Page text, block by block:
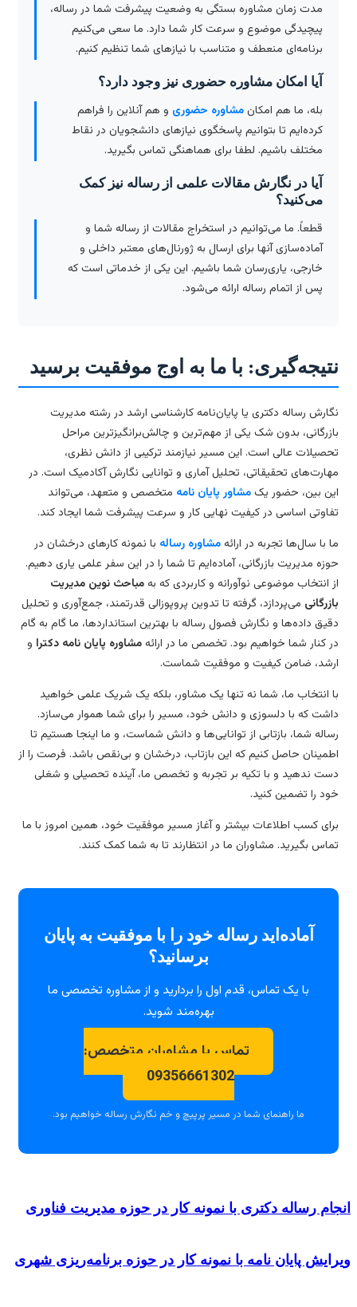
مدت زمان مشاوره بستگی به وضعیت پیشرفت شما در رساله،
پیچیدگی موضوع و سرعت کار شما دارد. ما سعی می‌کنیم
برنامه‌ای منعطف و متناسب با نیازهای شما تنظیم کنیم.
آیا امکان مشاوره حضوری نیز وجود دارد؟
بله، ما هم امکانمشاوره حضوریو هم آنلاین را فراهم
کرده‌ایم تا بتوانیم پاسخگوی نیازهای دانشجویان در نقاط
مختلف باشیم. لطفا برای هماهنگی تماس بگیرید.
آیا در نگارش مقالات علمی از رساله نیز کمک
می‌کنید؟
قطعاً. ما می‌توانیم در استخراج مقالات از رساله شما و
آماده‌سازی آنها برای ارسال به ژورنال‌های معتبر داخلی و
خارجی، یاری‌رسان شما باشیم. این یکی از خدماتی است که
پس از اتمام رساله ارائه می‌شود.
با ما به اوج موفقیت برسید
رساله دکتری یا پایان‌نامه کارشناسی ارشد در رشته مدیریت
بدون شک یکی از مهم‌ترین و چالش‌برانگیزترین مراحل
عالی است. این مسیر نیازمند ترکیبی از دانش نظری،
تحقیقاتی، تحلیل آماری و توانایی نگارش آکادمیک است. در
بین، حضور یکمشاور پایان نامهمتخصص و متعهد، می‌تواند
اساسی در کیفیت نهایی کار و سرعت پیشرفت شما ایجاد کند.
با سال‌ها تجربه در ارائهمشاوره رساله با نمونه کارهای درخشان در
مدیریت بازرگانی، آماده‌ایم تا شما را در این سفر علمی یاری دهیم.
انتخاب موضوعی نوآورانه و کاربردی که بهمباحث نوین مدیریت
می‌پردازد، گرفته تا تدوین پروپوزالی قدرتمند، جمع‌آوری و تحلیل
داده‌ها و نگارش فصول رساله با بهترین استانداردها، ما گام به گام
کنار شما خواهیم بود. تخصص ما در ارائهمشاوره پایان نامه دکترا و
ضامن کیفیت و موفقیت شماست.
انتخاب ما، شما نه تنها یک مشاور، بلکه یک شریک علمی خواهید
که با دلسوزی و دانش خود، مسیر را برای شما هموار می‌سازد.
شما، بازتابی از توانایی‌ها و دانش شماست، و ما اینجا هستیم تا
حاصل کنیم که این بازتاب، درخشان و بی‌نقص باشد. فرصت را از
ندهید و با تکیه بر تجربه و تخصص ما، آینده تحصیلی و شغلی
را تضمین کنید.
کسب اطلاعات بیشتر و آغاز مسیر موفقیت خود، همین امروز با ما
بگیرید. مشاوران ما در انتظارند تا به شما کمک کنند.
آماده‌اید رساله خود را با موفقیت به پایان
برسانید؟
با یک تماس، قدم اول را بردارید و از مشاوره تخصصی ما
بهره‌مند شوید.
تماس با مشاوران متخصص:
09356661302
ما راهنمای شما در مسیر پرپیچ و خم نگارش رساله خواهیم بود.
رساله دکتری با نمونه کار در حوزه مدیریت فناوری
پایان نامه با نمونه کار در حوزه برنامه‌ریزی شهری